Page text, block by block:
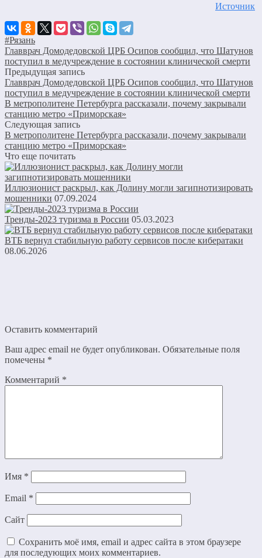
Источник
#Рязань
Главврач Домодедовской ЦРБ Осипов сообщил, что Шатунов
поступил в медучреждение в состоянии клинической смерти
Предыдущая запись
Главврач Домодедовской ЦРБ Осипов сообщил, что Шатунов
поступил в медучреждение в состоянии клинической смерти
В метрополитене Петербурга рассказали, почему закрывали
станцию метро «Приморская»
Следующая запись
В метрополитене Петербурга рассказали, почему закрывали
станцию метро «Приморская»
Что еще почитать
Иллюзионист раскрыл, как Долину могли загипнотизировать
мошенники 07.09.2024
Тренды-2023 туризма в России 05.03.2023
ВТБ вернул стабильную работу сервисов после кибератаки
08.06.2026
Оставить комментарий
Ваш адрес email не будет опубликован. Обязательные поля
помечены *
Комментарий *
Имя *
Email *
Сайт
Сохранить моё имя, email и адрес сайта в этом браузере
для последующих моих комментариев.